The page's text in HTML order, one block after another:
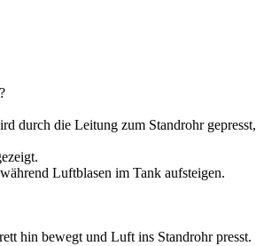
durch die Leitung zum Standrohr gepresst,
Luftblasen im Tank aufsteigen.
hin bewegt und Luft ins Standrohr presst.